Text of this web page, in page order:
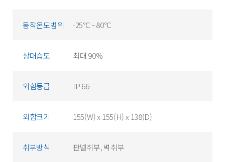
동작온도범위 -25℃ ~ 80℃
상대습도 최대 90%
외함등급 IP 66
외함크기 155(W) x 155(H) x 138(D)
취부방식 판넬취부, 벽취부